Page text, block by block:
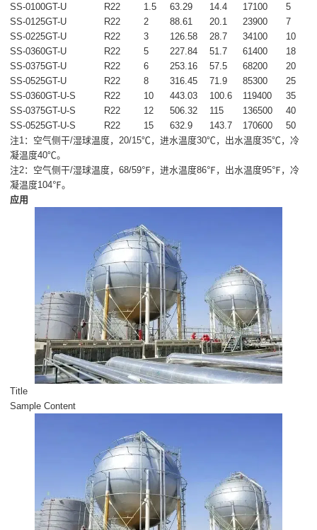
SS-0100GT-U
R22 1.5 63.29 14.4 17100
5
SS-0125GT-U
R22 2 88.61 20.1 23900
7
SS-0225GT-U
R22 3 126.58 28.7 34100
10
SS-0360GT-U
R22 5 227.84 51.7 61400
18
SS-0375GT-U
R22 6 253.16 57.5 68200
20
SS-0525GT-U
R22 8 316.45 71.9 85300
25
SS-0360GT-U-S
R22 10 443.03 100.6 119400
35
SS-0375GT-U-S
R22 12 506.32 115 136500
40
SS-0525GT-U-S
R22 15 632.9 143.7 170600
50
注1：空气侧干/湿球温度，20/15℃，进水温度30℃，出水温度35℃，冷
凝温度40℃。
注2：空气侧干/湿球温度，68/59℉，进水温度86℉，出水温度95℉，冷
凝温度104℉。
应用
Title
Sample Content